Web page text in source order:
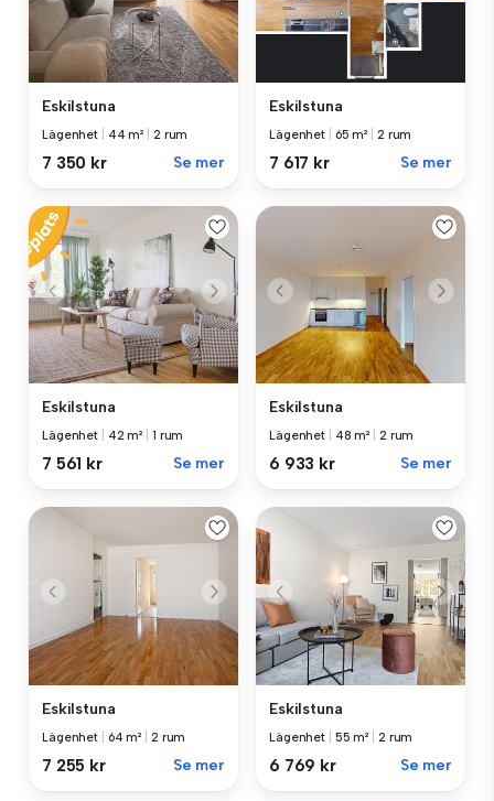
Eskilstuna
Lägenhet 44 m² 2 rum
7 350 kr Se mer
Eskilstuna
Lägenhet 65 m² 2 rum
7 617 kr Se mer
Eskilstuna
Lägenhet 42 m² 1 rum
7 561 kr Se mer
Eskilstuna
Lägenhet 48 m² 2 rum
6 933 kr Se mer
Eskilstuna
Lägenhet 64 m² 2 rum
7 255 kr Se mer
Eskilstuna
Lägenhet 55 m² 2 rum
6 769 kr Se mer